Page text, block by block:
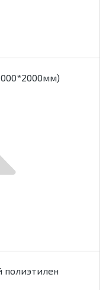
полиэтилен